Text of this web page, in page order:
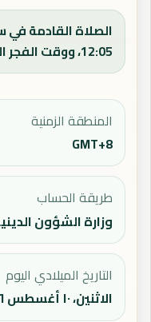
الصلاة القادمة
12:05، ووقت الفجر اليوم 04:47.
المنطقة الزمنية
GMT+8
طريقة الحساب
وزارة الشؤون
التاريخ الميلادي اليوم
الاثنين، ١٠ أغسطس ٢٠٢٦